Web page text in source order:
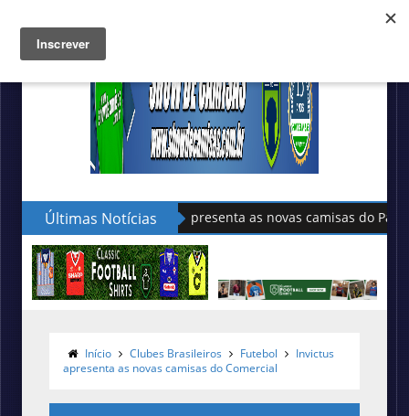
Últimas Notícias
Sudu apresenta as novas camisas do País de Gales
Início Clubes Brasileiros Futebol
Invictus
apresenta as novas camisas do Comercial